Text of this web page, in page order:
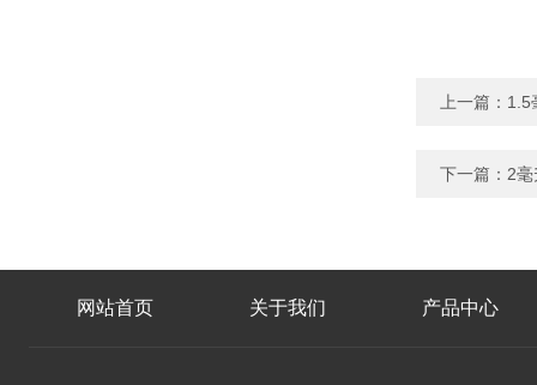
上一篇： 1.5
下一篇： 2
网站首页 关于我们 产品中心